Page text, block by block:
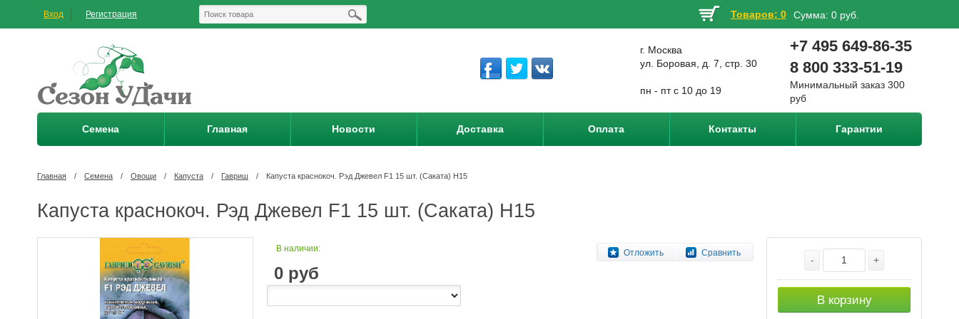
Вход Регистрация Товаров: 0 Сумма: 0 руб.
г. Москва
ул. Боровая, д. 7, стр. 30
пн - пт с 10 до 19
+7 495 649-86-35
8 800 333-51-19
Минимальный заказ 300
руб
Семена Главная Новости Доставка Оплата Контакты Гарантии
Главная / Семена / Овощи / Капуста / Гавриш / Капуста краснокоч. Рэд Джевел F1 15 шт. (Саката) Н15
Капуста краснокоч. Рэд Джевел F1 15 шт. (Саката) Н15
Отложить Сравнить
В наличии:
0 руб
- +
В корзину